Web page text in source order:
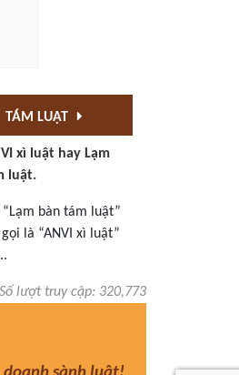
TÁM LUẬT
xì luật hay Lạm
luật.
“Lạm bàn tám luật”
là “ANVI xì luật”
Số lượt truy cập: 320,773